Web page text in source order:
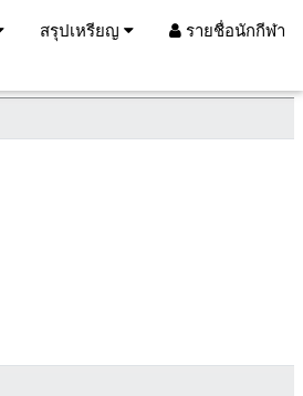
สรุปเหรียญ รายชื่อนักกีฬา